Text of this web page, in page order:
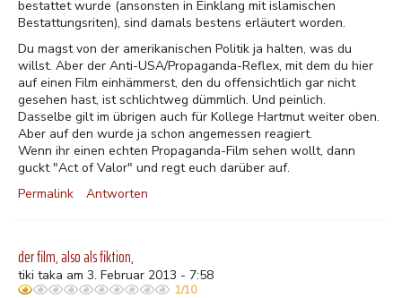
bestattet wurde (ansonsten in Einklang mit islamischen
Bestattungsriten), sind damals bestens erläutert worden.
Du magst von der amerikanischen Politik ja halten, was du
willst. Aber der Anti-USA/Propaganda-Reflex, mit dem du hier
auf einen Film einhämmerst, den du offensichtlich gar nicht
gesehen hast, ist schlichtweg dümmlich. Und peinlich.
Dasselbe gilt im übrigen auch für Kollege Hartmut weiter oben.
Aber auf den wurde ja schon angemessen reagiert.
Wenn ihr einen echten Propaganda-Film sehen wollt, dann
guckt "Act of Valor" und regt euch darüber auf.
Permalink
Antworten
der film, also als fiktion,
tiki taka am 3. Februar 2013 - 7:58
1/10